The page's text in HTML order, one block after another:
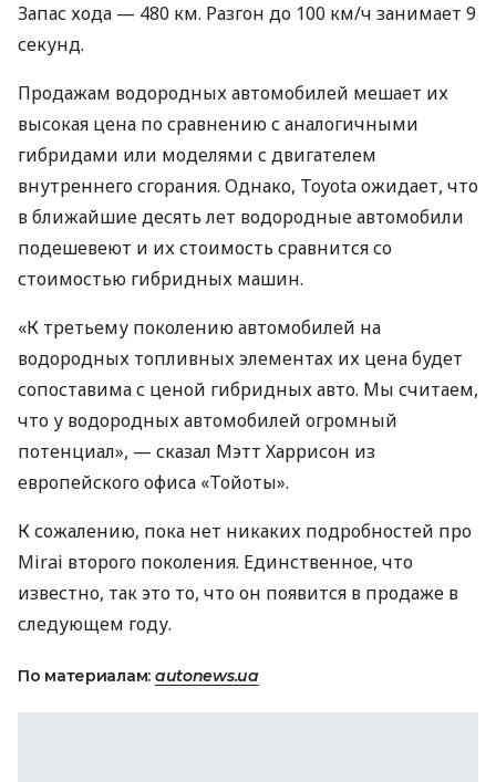
Запас хода — 480 км. Разгон до 100 км/ч занимает 9
секунд.
Продажам водородных автомобилей мешает их
высокая цена по сравнению с аналогичными
гибридами или моделями с двигателем
внутреннего сгорания. Однако, Toyota ожидает, что
в ближайшие десять лет водородные автомобили
подешевеют и их стоимость сравнится со
стоимостью гибридных машин.
«К третьему поколению автомобилей на
водородных топливных элементах их цена будет
сопоставима с ценой гибридных авто. Мы считаем,
что у водородных автомобилей огромный
потенциал», — сказал Мэтт Харрисон из
европейского офиса «Тойоты».
К сожалению, пока нет никаких подробностей про
Mirai второго поколения. Единственное, что
известно, так это то, что он появится в продаже в
следующем году.
По материалам: autonews.ua